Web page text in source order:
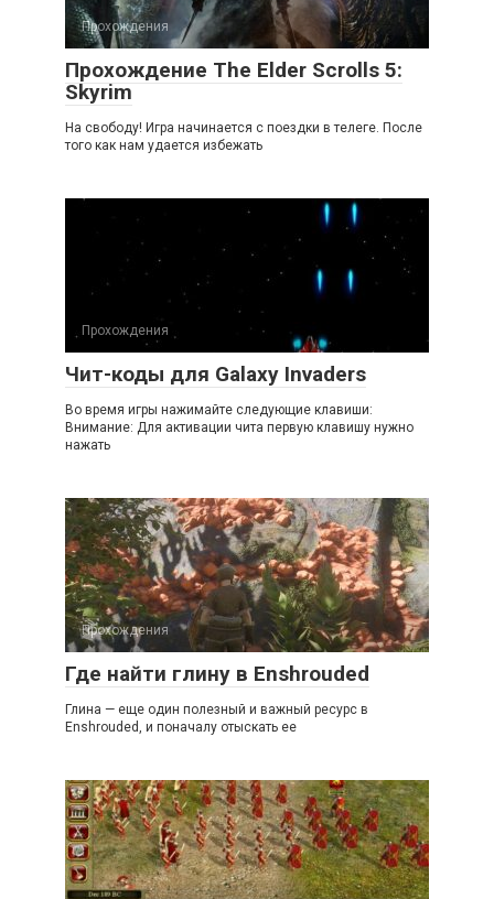
Прохождения
Прохождение The Elder Scrolls 5:
Skyrim
На свободу! Игра начинается с поездки в телеге. После
того как нам удается избежать
Прохождения
Чит-коды для Galaxy Invaders
Во время игры нажимайте следующие клавиши:
Внимание: Для активации чита первую клавишу нужно
нажать
Прохождения
Где найти глину в Enshrouded
Глина — еще один полезный и важный ресурс в
Enshrouded, и поначалу отыскать ее